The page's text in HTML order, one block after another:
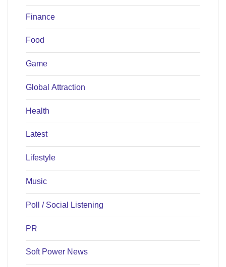
Finance
Food
Game
Global Attraction
Health
Latest
Lifestyle
Music
Poll / Social Listening
PR
Soft Power News